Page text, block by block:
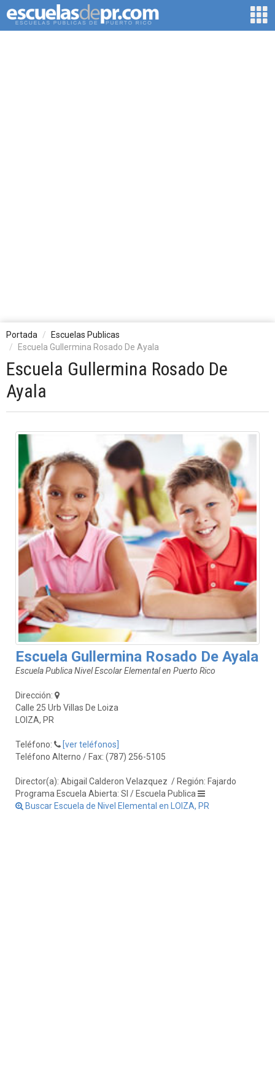
Portada
Escuelas Publicas
Escuela Gullermina Rosado De Ayala
Escuela Gullermina Rosado De
Ayala
Escuela Gullermina Rosado De Ayala
Escuela Publica Nivel Escolar Elemental en Puerto Rico
Dirección:
Calle 25 Urb Villas De Loiza
LOIZA, PR
Teléfono:
[ver teléfonos]
Teléfono Alterno / Fax: (787) 256-5105
Director(a): Abigail Calderon Velazquez / Región: Fajardo
Programa Escuela Abierta: SI / Escuela Publica
Buscar Escuela de Nivel Elemental en LOIZA, PR